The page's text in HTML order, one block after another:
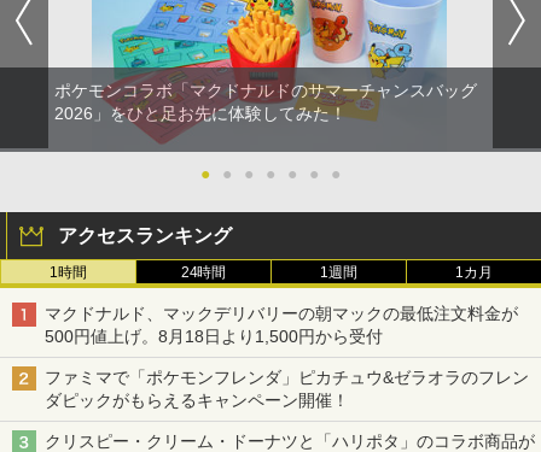
ポケモンコラボ「マクドナルドのサマーチャンスバッグ
2026」をひと足お先に体験してみた！
● ● ● ● ● ● ●
アクセスランキング
1時間 24時間 1週間 1カ月
マクドナルド、マックデリバリーの朝マックの最低注文料金が
500円値上げ。8月18日より1,500円から受付
ファミマで「ポケモンフレンダ」ピカチュウ&ゼラオラのフレン
ダピックがもらえるキャンペーン開催！
クリスピー・クリーム・ドーナツと「ハリポタ」のコラボ商品が